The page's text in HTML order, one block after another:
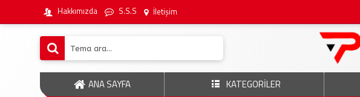
Hakkımızda S.S.S İletişim
ANA SAYFA KATEGORİLER